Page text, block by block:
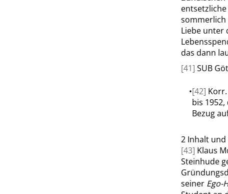
entsetzliche
sommerlich
Liebe unter
das dann
[41] SUB
•[42]
bis
Bezug
2 Inhalt
[43] Klaus
Steinhude
seiner Ego-